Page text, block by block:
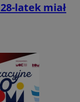
latek miał